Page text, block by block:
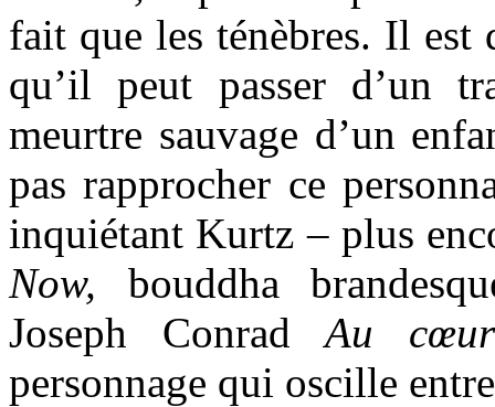
fait que les ténèbres. Il est
qu’il peut passer d’un
meurtre sauvage d’un
pas rapprocher ce
inquiétant Kurtz – plus
Now, bouddha
Joseph ConradAu
personnage qui oscille